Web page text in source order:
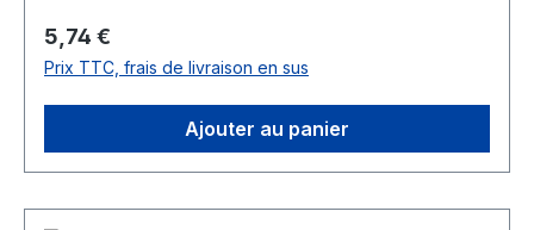
Prix régulier :
5,74 €
Prix TTC, frais de livraison en sus
Ajouter au panier